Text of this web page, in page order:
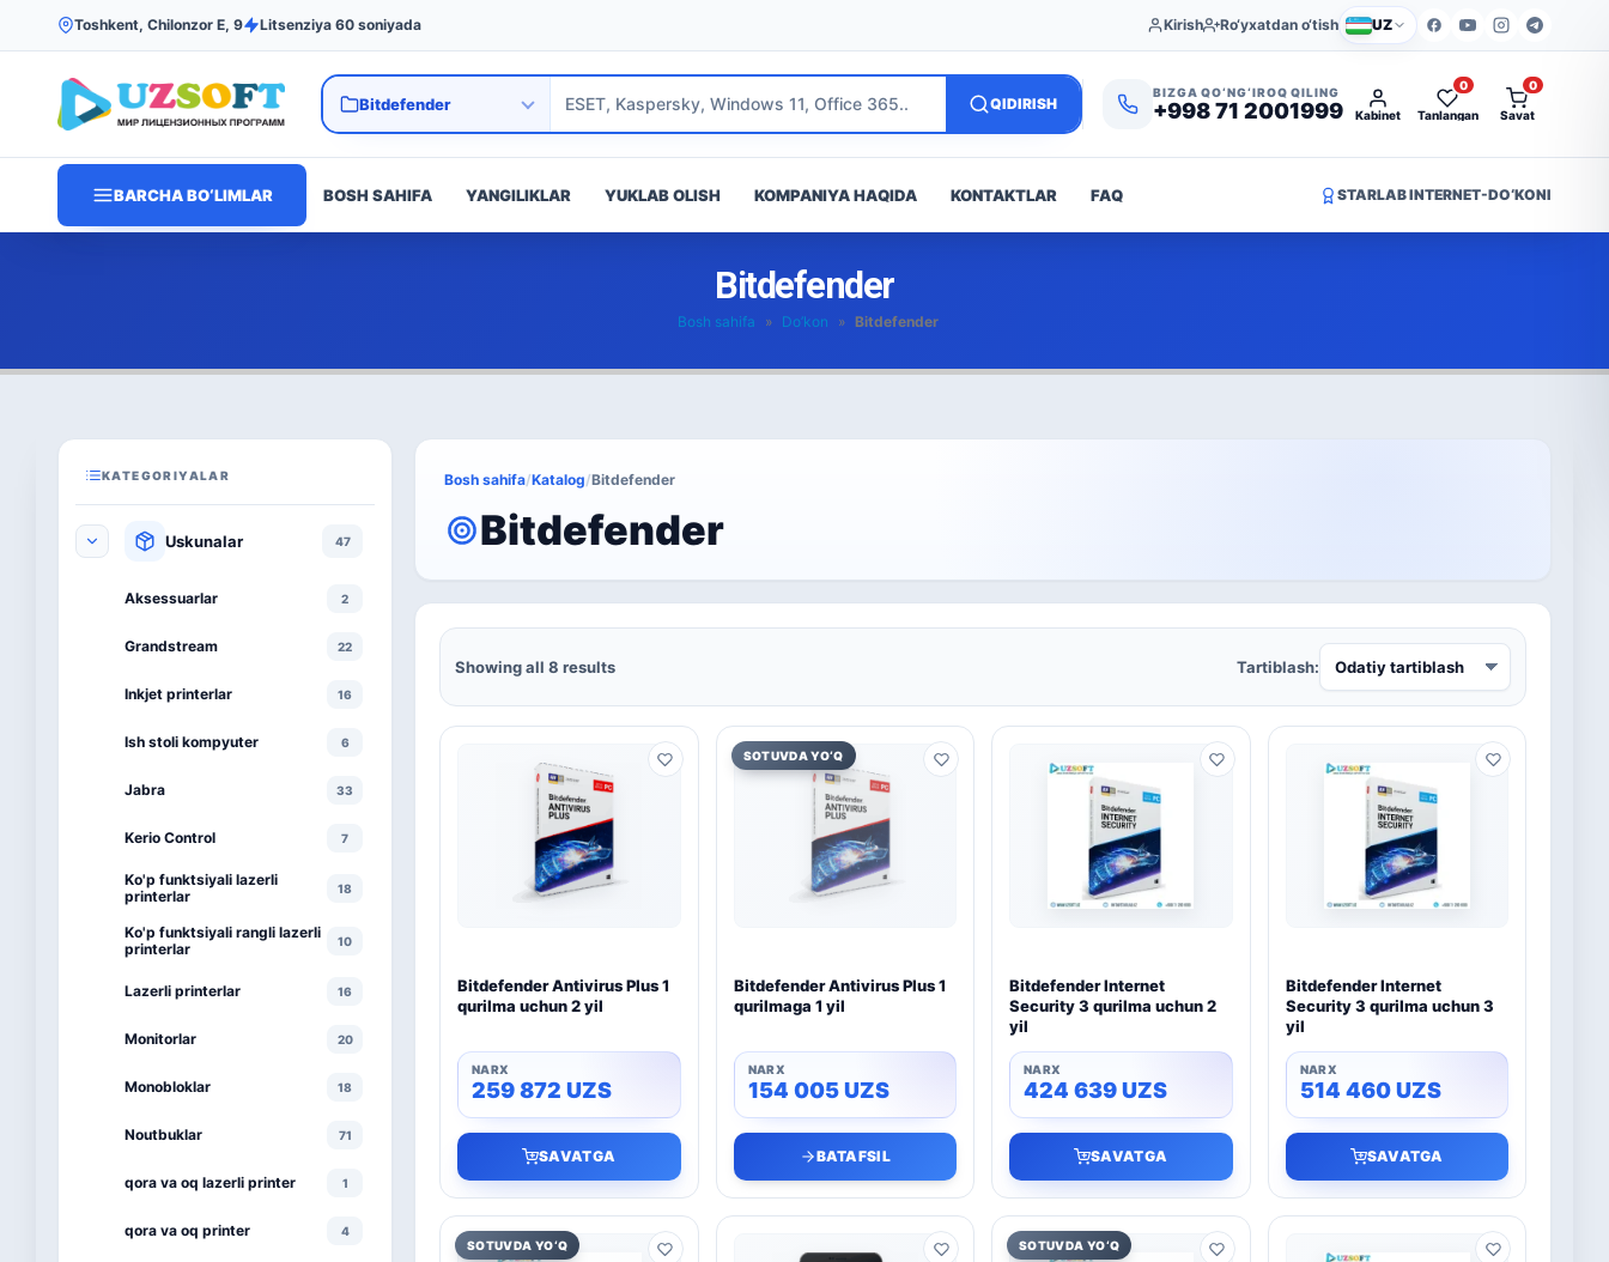
Toshkent, Chilonzor E, 9 Litsenziya 60 soniyada Kirish Ro‘yxatdan o‘tish UZ
QIDIRISH
BIZGA QO‘NG‘IROQ QILING
+998 71 2001999 Kabinet Tanlangan
0
Savat
0
BARCHA BO‘LIMLAR BOSH SAHIFA YANGILIKLAR YUKLAB OLISH KOMPANIYA HAQIDA KONTAKTLAR FAQ STARLAB INTERNET-DO‘KONI
Bitdefender
Bosh sahifa » Do’kon » Bitdefender
KATEGORIYALAR
Uskunalar 47
Aksessuarlar 2
Grandstream 22
Inkjet printerlar 16
Ish stoli kompyuter 6
Jabra 33
Kerio Control 7
Ko'p funktsiyali lazerli
printerlar
18
Ko'p funktsiyali rangli lazerli
printerlar
10
Lazerli printerlar 16
Monitorlar 20
Monobloklar 18
Noutbuklar 71
qora va oq lazerli printer 1
qora va oq printer 4
Bosh sahifa/Katalog/Bitdefender
Bitdefender
Showing all 8 results Tartiblash:
Bitdefender Antivirus Plus 1
qurilma uchun 2 yil
259 872 UZS
SAVATGA
SOTUVDA YO‘Q
Bitdefender Antivirus Plus 1
qurilmaga 1 yil
154 005UZS
BATAFSIL
Bitdefender Internet
Security 3 qurilma uchun 2
yil
424 639UZS
SAVATGA
Bitdefender Internet
Security 3 qurilma uchun 3
yil
514 460UZS
SAVATGA
SOTUVDA YO‘Q SOTUVDA YO‘Q